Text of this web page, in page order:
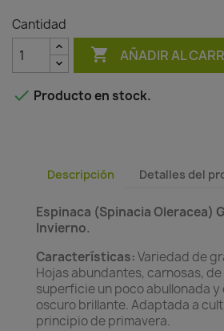
Cantidad
 AÑADIR AL
 Producto en stock.
Descripción Detalles del
Espinaca (Spinacia Oleracea)
Invierno.
Características:Variedad de
Hojas abundantes, carnosas,
superficie un poco abullonada y
oscuro brillante. Adaptada a
principio de primavera.